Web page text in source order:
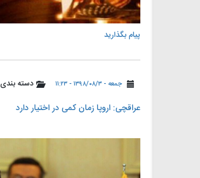
پیام بگذارید
جمعه - ۱۳۹۸/۰۸/۳ - ۱۱:۲۳ دسته بندی
️عراقچی: اروپا زمان کمی در اختیار دارد